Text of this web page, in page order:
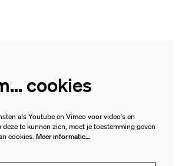
cookies
als Youtube en Vimeo voor video's en
deze te kunnen zien, moet je toestemming geven
cookies. Meer informatie…